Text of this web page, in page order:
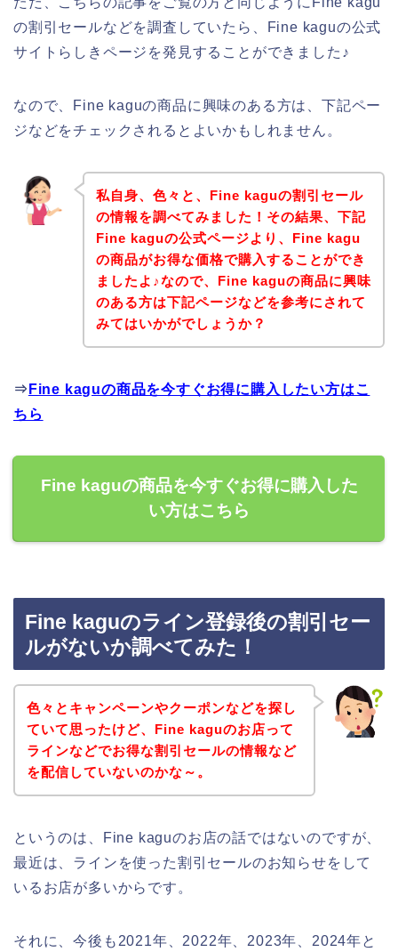
の割引セールなどを調査していたら、Fine kaguの公式
サイトらしきページを発見することができました♪
なので、Fine kaguの商品に興味のある方は、下記ペー
ジなどをチェックされるとよいかもしれません。
私自身、色々と、Fine kaguの割引セール
の情報を調べてみました！その結果、下記
Fine kaguの公式ページより、Fine kagu
の商品がお得な価格で購入することができ
ましたよ♪なので、Fine kaguの商品に興味
のある方は下記ページなどを参考にされて
みてはいかがでしょうか？
⇒ Fine kaguの商品を今すぐお得に購入したい方はこ
ちら
Fine kaguの商品を今すぐお得に購入した
い方はこちら
Fine kaguのライン登録後の割引セー
ルがないか調べてみた！
色々とキャンペーンやクーポンなどを探し
ていて思ったけど、Fine kaguのお店って
ラインなどでお得な割引セールの情報など
を配信していないのかな～。
というのは、Fine kaguのお店の話ではないのですが、
最近は、ラインを使った割引セールのお知らせをして
いるお店が多いからです。
それに、今後も2021年、2022年、2023年、2024年と